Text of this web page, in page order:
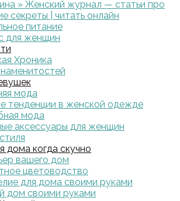
» Женский журнал — статьи про
секреты | читать онлайн
питание
для женщин
Хроника
мода
тенденции в женской одежде
мода
аксессуары для женщин
дома когда скучно
вашего дом
цветоводство
для дома своими руками
дом своими руками